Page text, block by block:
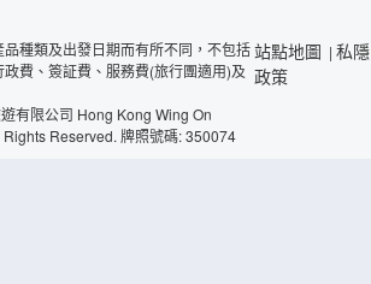
種類及出發日期而有所不同，不包括
費、簽証費、服務費(旅行團適用)及
有限公司 Hong Kong Wing On
Reserved. 牌照號碼: 350074
站點地圖 | 私隱
政策